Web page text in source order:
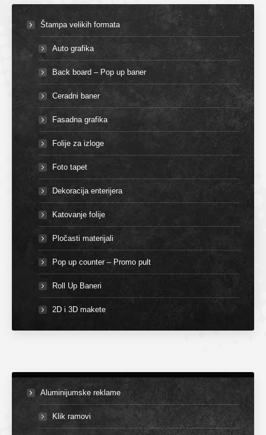
Štampa velikih formata
Auto grafika
Back board – Pop up baner
Ceradni baner
Fasadna grafika
Folije za izloge
Foto tapet
Dekoracija enterijera
Katovanje folije
Pločasti materijali
Pop up counter – Promo pult
Roll Up Baneri
2D i 3D makete
Aluminijumske reklame
Klik ramovi